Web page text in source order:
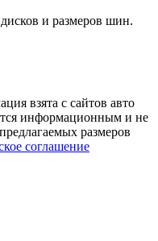
и размеров шин.
взята с сайтов авто
информационным и не
размеров
соглашение